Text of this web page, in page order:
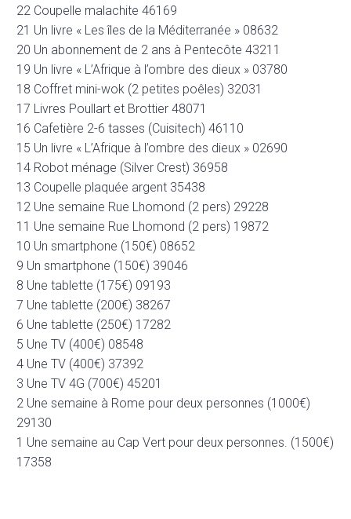
22 Coupelle malachite 46169
21 Un livre « Les îles de la Méditerranée » 08632
20 Un abonnement de 2 ans à Pentecôte 43211
19 Un livre « L’Afrique à l’ombre des dieux » 03780
18 Coffret mini-wok (2 petites poêles) 32031
17 Livres Poullart et Brottier 48071
16 Cafetière 2-6 tasses (Cuisitech) 46110
15 Un livre « L’Afrique à l’ombre des dieux » 02690
14 Robot ménage (Silver Crest) 36958
13 Coupelle plaquée argent 35438
12 Une semaine Rue Lhomond (2 pers) 29228
11 Une semaine Rue Lhomond (2 pers) 19872
10 Un smartphone (150€) 08652
9 Un smartphone (150€) 39046
8 Une tablette (175€) 09193
7 Une tablette (200€) 38267
6 Une tablette (250€) 17282
5 Une TV (400€) 08548
4 Une TV (400€) 37392
3 Une TV 4G (700€) 45201
2 Une semaine à Rome pour deux personnes (1000€)
29130
1 Une semaine au Cap Vert pour deux personnes. (1500€)
17358